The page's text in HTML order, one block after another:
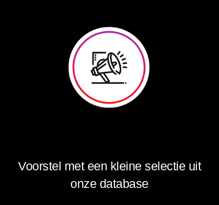
Voorstel met een kleine selectie uit
onze database